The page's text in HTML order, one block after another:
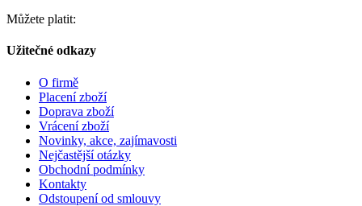
Můžete platit:
Užitečné odkazy
O firmě
Placení zboží
Doprava zboží
Vrácení zboží
Novinky, akce, zajímavosti
Nejčastější otázky
Obchodní podmínky
Kontakty
Odstoupení od smlouvy